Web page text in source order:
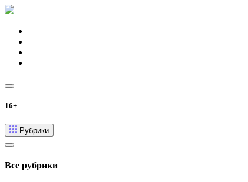
16+
Рубрики
Все рубрики